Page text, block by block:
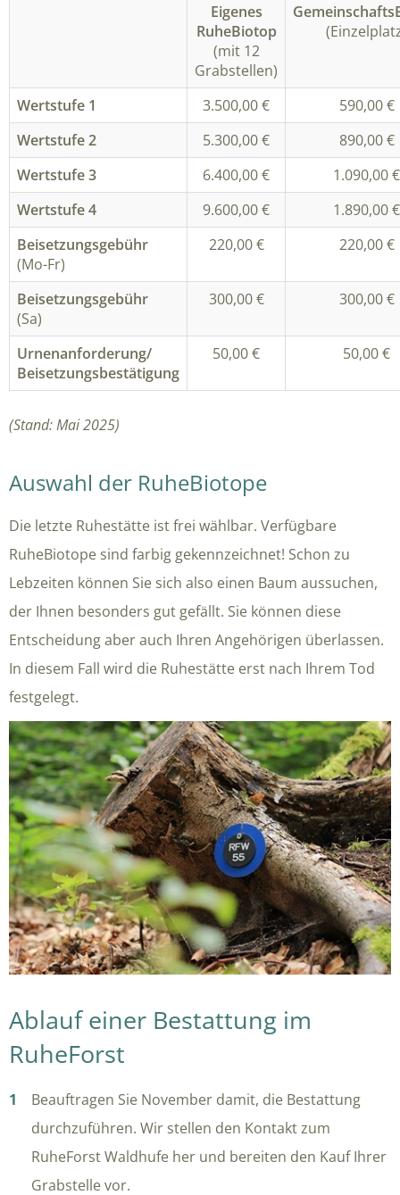
Eigenes
RuheBiotop
(mit 12
Grabstellen)
Wertstufe 1 3.500,00 €
590,00 €
Wertstufe 2
5.300,00 €
890,00 €
Wertstufe 3
6.400,00 €
1.090,00 €
Wertstufe 4
9.600,00 €
1.890,00 €
Beisetzungsgebühr
(Mo-Fr)
220,00 € 220,00 €
Beisetzungsgebühr
(Sa)
300,00 € 300,00 €
Urnenanforderung/
Beisetzungsbestätigung
50,00 € 50,00 €
(Stand: Mai 2025)
Auswahl der RuheBiotope
Die letzte Ruhestätte ist frei wählbar. Verfügbare
RuheBiotope sind farbig gekennzeichnet! Schon zu
Lebzeiten können Sie sich also einen Baum aussuchen,
der Ihnen besonders gut gefällt. Sie können diese
Entscheidung aber auch Ihren Angehörigen überlassen.
In diesem Fall wird die Ruhestätte erst nach Ihrem Tod
festgelegt.
Ablauf einer Bestattung im
RuheForst
Beauftragen Sie November damit, die Bestattung
durchzuführen. Wir stellen den Kontakt zum
RuheForst Waldhufe her und bereiten den Kauf Ihrer
Grabstelle vor.